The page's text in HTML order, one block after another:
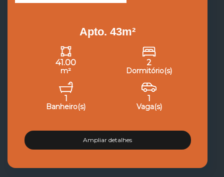
Apto. 43m²
41.00
m²
2
Dormitório(s)
1
Banheiro(s)
1
Vaga(s)
Ampliar detalhes